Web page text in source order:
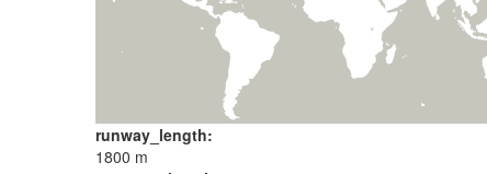
runway_length:
1800 m